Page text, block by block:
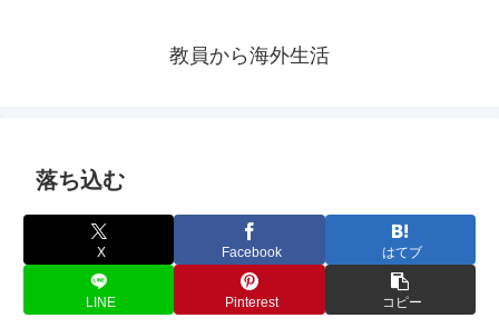
教員から海外生活
落ち込む
X Facebook はてブ
LINE Pinterest コピー